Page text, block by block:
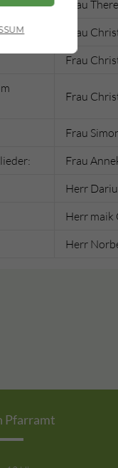
Frau
Frau
Frau
Frau
Frau
Frau
Herr
Herr maik
Herr
Pfarramt